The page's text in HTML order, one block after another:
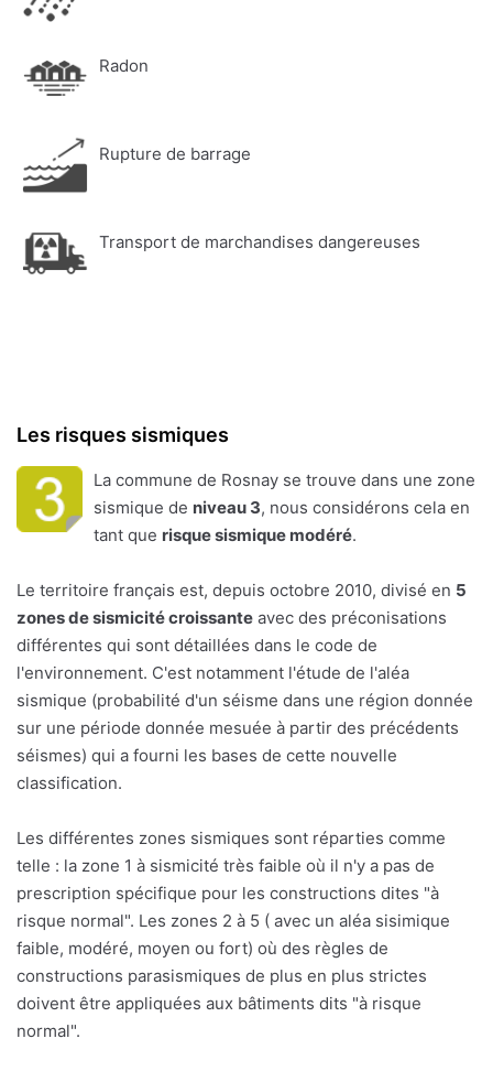
Radon
Rupture de barrage
Transport de marchandises dangereuses
Les risques sismiques
La commune de Rosnay se trouve dans une zone
sismique de niveau 3, nous considérons cela en
tant que risque sismique modéré.
Le territoire français est, depuis octobre 2010, divisé en 5
zones de sismicité croissante avec des préconisations
différentes qui sont détaillées dans le code de
l'environnement. C'est notamment l'étude de l'aléa
sismique (probabilité d'un séisme dans une région donnée
sur une période donnée mesuée à partir des précédents
séismes) qui a fourni les bases de cette nouvelle
classification.
Les différentes zones sismiques sont réparties comme
telle : la zone 1 à sismicité très faible où il n'y a pas de
prescription spécifique pour les constructions dites "à
risque normal". Les zones 2 à 5 ( avec un aléa sisimique
faible, modéré, moyen ou fort) où des règles de
constructions parasismiques de plus en plus strictes
doivent être appliquées aux bâtiments dits "à risque
normal".